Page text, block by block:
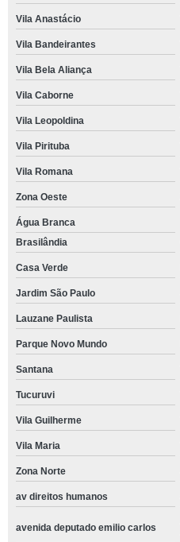
Vila Anastácio
Vila Bandeirantes
Vila Bela Aliança
Vila Caborne
Vila Leopoldina
Vila Pirituba
Vila Romana
Zona Oeste
Água Branca
Brasilândia
Casa Verde
Jardim São Paulo
Lauzane Paulista
Parque Novo Mundo
Santana
Tucuruvi
Vila Guilherme
Vila Maria
Zona Norte
av direitos humanos
avenida deputado emilio carlos